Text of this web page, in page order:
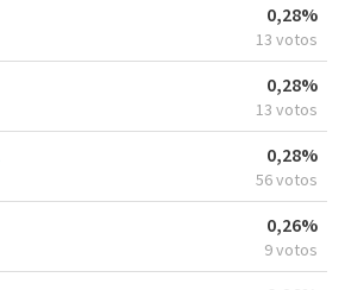
0,28%
13 votos
0,28%
13 votos
0,28%
56 votos
0,26%
9 votos